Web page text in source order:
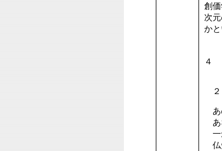
創
次
か
４
２
あ
あ
一
仏